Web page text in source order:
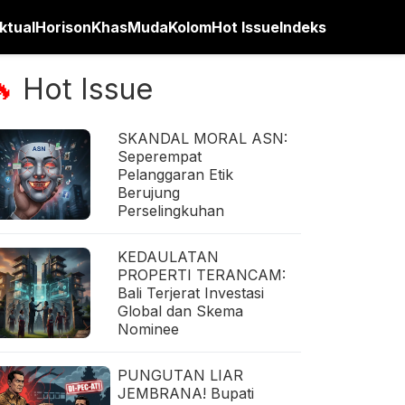
HorisonKhasMudaKolomHot IssueIndeks
Hot Issue
SKANDAL MORAL ASN:
Seperempat
Pelanggaran Etik
Berujung
Perselingkuhan
KEDAULATAN
PROPERTI TERANCAM:
Bali Terjerat Investasi
Global dan Skema
Nominee
PUNGUTAN LIAR
JEMBRANA! Bupati